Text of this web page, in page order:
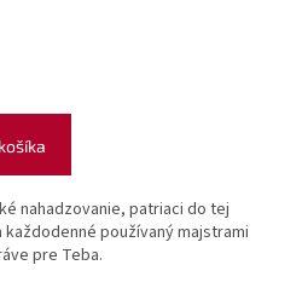
nahadzovanie, patriaci do tej
používaný majstrami
pre Teba.